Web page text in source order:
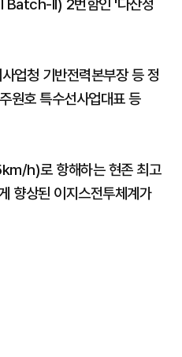
Batch-II) 2번함인 '다산정
업청 기반전력본부장 등 정
원호 특수선사업대표 등
h)로 항해하는 현존 최고
향상된 이지스전투체계가